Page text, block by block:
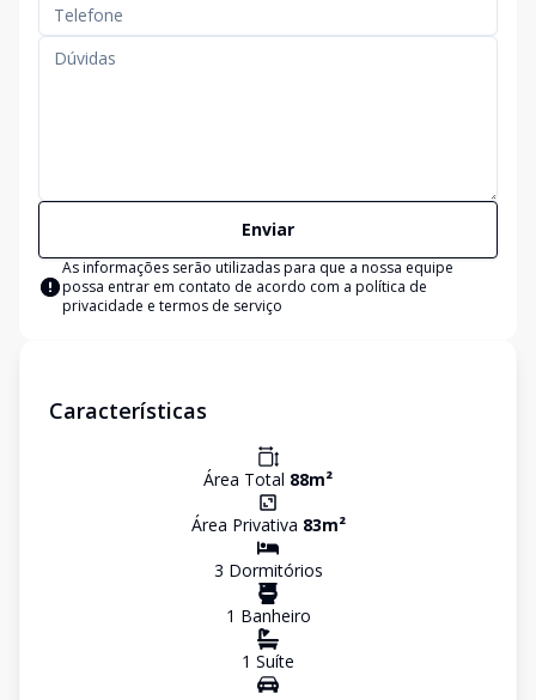
Enviar
As informações serão utilizadas para que a nossa equipe
possa entrar em contato de acordo com a política de
privacidade e termos de serviço
Características
Área Total 88m²
Área Privativa 83m²
3 Dormitórios
1 Banheiro
1 Suíte